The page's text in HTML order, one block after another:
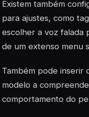
Existem também
para ajustes, como
escolher a voz falada
de um extenso menu
Também pode inserir
modelo a
comportamento do